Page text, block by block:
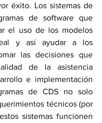
éxito. Los sistemas de
de software que
el uso de los modelos
y así ayudar a los
las decisiones que
de la asistencia
e implementación
de CDS no solo
técnicos (por
sistemas funcionen